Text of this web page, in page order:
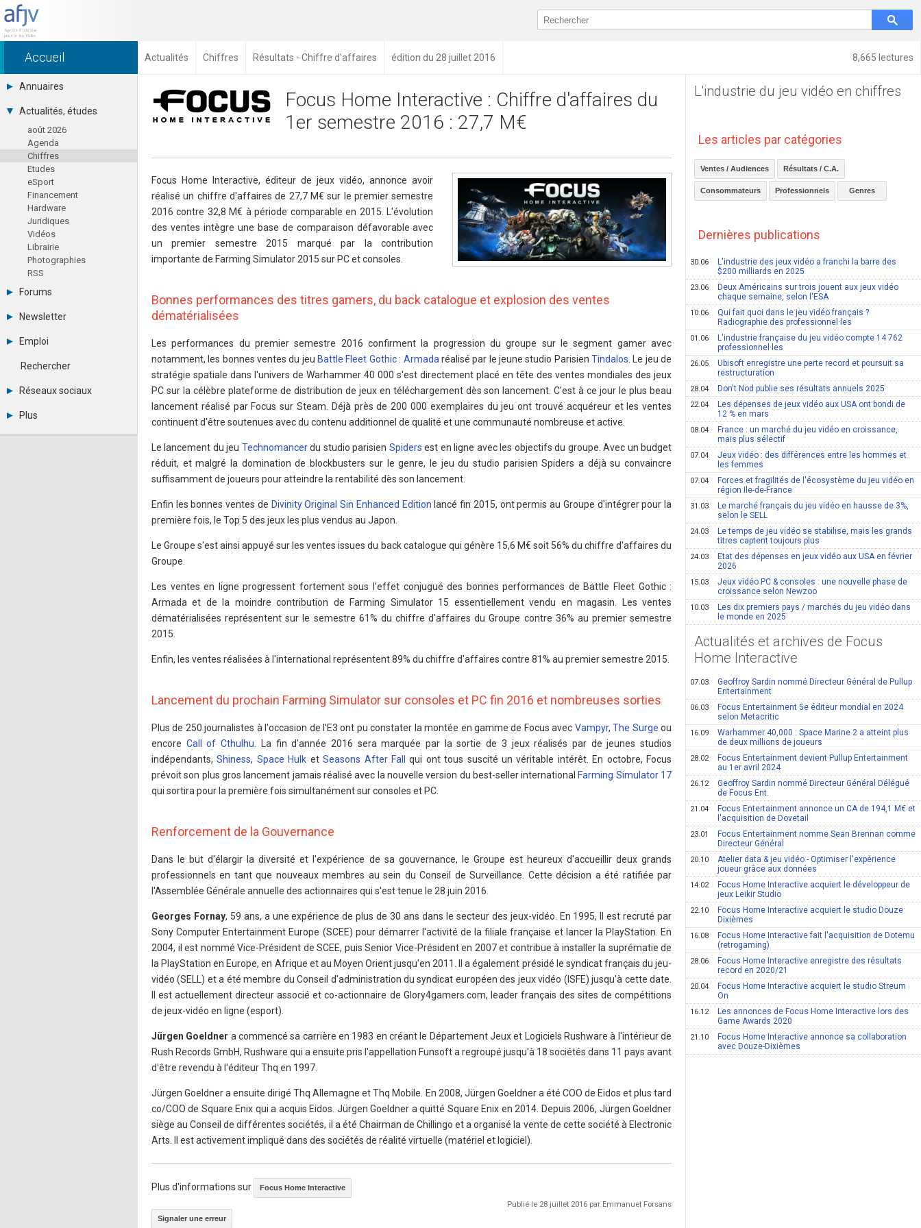
8,665 lectures
Accueil Actualités Chiffres Résultats - Chiffre d'affaires édition du 28 juillet 2016
Annuaires
Toutes les sociétés (691)
Studios (418)
Editeurs (49)
Distributeurs (16)
Hard. / Accessoires (10)
Middlewares (15)
Prestataires (99)
Assoc. / Syndicats (21)
Formations / Ecoles (46)
Presse spécialisée (17)
Actualités, études
août 2026
Agenda
Chiffres
Etudes
eSport
Financement
Hardware
Juridiques
Vidéos
Librairie
Photographies
RSS
Forums
Tous les forums
Se connecter
Messages privés
Contacter un modérateur
Newsletter
Archives
Abonnement
Emploi
Consulter les annonces
Observatoire de l'emploi
Rechercher
Réseaux sociaux
LinkedIn
Plus
Annonceurs
Focus Home Interactive : Chiffre d'affaires du
1er semestre 2016 : 27,7 M€
Focus Home Interactive, éditeur de jeux vidéo, annonce avoir
réalisé un chiffre d'affaires de 27,7 M€ sur le premier semestre
2016 contre 32,8 M€ à période comparable en 2015. L'évolution
des ventes intègre une base de comparaison défavorable avec
un premier semestre 2015 marqué par la contribution
importante de Farming Simulator 2015 sur PC et consoles.
Bonnes performances des titres gamers, du back catalogue et explosion des ventes
dématérialisées
Les performances du premier semestre 2016 confirment la progression du groupe sur le segment gamer avec
notamment, les bonnes ventes du jeu Battle Fleet Gothic : Armada réalisé par le jeune studio ParisienTindalos . Le jeu de
stratégie spatiale dans l'univers de Warhammer 40 000 s'est directement placé en tête des ventes mondiales des jeux
PC sur la célèbre plateforme de distribution de jeux en téléchargement dès son lancement. C'est à ce jour le plus beau
lancement réalisé par Focus sur Steam. Déjà près de 200 000 exemplaires du jeu ont trouvé acquéreur et les ventes
continuent d'être soutenues avec du contenu additionnel de qualité et une communauté nombreuse et active.
Le lancement du jeu Technomancerdu studio parisien Spiders est en ligne avec les objectifs du groupe. Avec un budget
réduit, et malgré la domination de blockbusters sur le genre, le jeu du studio parisien Spiders a déjà su convaincre
suffisamment de joueurs pour atteindre la rentabilité dès son lancement.
Enfin les bonnes ventes de Divinity Original Sin Enhanced Edition lancé fin 2015, ont permis au Groupe d'intégrer pour la
première fois, le Top 5 des jeux les plus vendus au Japon.
Le Groupe s'est ainsi appuyé sur les ventes issues du back catalogue qui génère 15,6 M€ soit 56% du chiffre d'affaires du
Groupe.
Les ventes en ligne progressent fortement sous l'effet conjugué des bonnes performances de Battle Fleet Gothic :
Armada et de la moindre contribution de Farming Simulator 15 essentiellement vendu en magasin. Les ventes
dématérialisées représentent sur le semestre 61% du chiffre d'affaires du Groupe contre 36% au premier semestre
2015.
Enfin, les ventes réalisées à l'international représentent 89% du chiffre d'affaires contre 81% au premier semestre 2015.
Lancement du prochain Farming Simulator sur consoles et PC fin 2016 et nombreuses sorties
Plus de 250 journalistes à l'occasion de l'E3 ont pu constater la montée en gamme de Focus avec Vampyr,The Surge ou
encore Call of Cthulhu . La fin d'année 2016 sera marquée par la sortie de 3 jeux réalisés par de jeunes studios
indépendants,Shiness, Space Hulk etSeasons After Fall
qui ont tous suscité un véritable intérêt. En octobre, Focus
prévoit son plus gros lancement jamais réalisé avec la nouvelle version du best-seller international Farming Simulator 17
qui sortira pour la première fois simultanément sur consoles et PC.
Renforcement de la Gouvernance
Dans le but d'élargir la diversité et l'expérience de sa gouvernance, le Groupe est heureux d'accueillir deux grands
professionnels en tant que nouveaux membres au sein du Conseil de Surveillance. Cette décision a été ratifiée par
l'Assemblée Générale annuelle des actionnaires qui s'est tenue le 28 juin 2016.
Georges Fornay, 59 ans, a une expérience de plus de 30 ans dans le secteur des jeux-vidéo. En 1995, Il est recruté par
Sony Computer Entertainment Europe (SCEE) pour démarrer l'activité de la filiale française et lancer la PlayStation. En
2004, il est nommé Vice-Président de SCEE, puis Senior Vice-Président en 2007 et contribue à installer la suprématie de
la PlayStation en Europe, en Afrique et au Moyen Orient jusqu'en 2011. Il a également présidé le syndicat français du jeu-
vidéo (SELL) et a été membre du Conseil d'administration du syndicat européen des jeux vidéo (ISFE) jusqu'à cette date.
Il est actuellement directeur associé et co-actionnaire de Glory4gamers.com, leader français des sites de compétitions
de jeux-vidéo en ligne (esport).
Jürgen Goeldner a commencé sa carrière en 1983 en créant le Département Jeux et Logiciels Rushware à l'intérieur de
Rush Records GmbH, Rushware qui a ensuite pris l'appellation Funsoft a regroupé jusqu'à 18 sociétés dans 11 pays avant
d'être revendu à l'éditeur Thq en 1997.
Jürgen Goeldner a ensuite dirigé Thq Allemagne et Thq Mobile. En 2008, Jürgen Goeldner a été COO de Eidos et plus tard
co/COO de Square Enix qui a acquis Eidos. Jürgen Goeldner a quitté Square Enix en 2014. Depuis 2006, Jürgen Goeldner
siège au Conseil de différentes sociétés, il a été Chairman de Chillingo et a organisé la vente de cette société à Electronic
Arts. Il est activement impliqué dans des sociétés de réalité virtuelle (matériel et logiciel).
Plus d'informations sur Focus Home Interactive
Publié le 28 juillet 2016 par Emmanuel Forsans
Signaler une erreur
L'industrie du jeu vidéo en chiffres
Les articles par catégories
Ventes / Audiences Résultats / C.A.
Consommateurs Professionnels Genres
Dernières publications
30.06
L'industrie des jeux vidéo a franchi la barre des
$200 milliards en 2025
23.06
Deux Américains sur trois jouent aux jeux vidéo
chaque semaine, selon l'ESA
10.06
Qui fait quoi dans le jeu vidéo français ?
Radiographie des professionnel·les
01.06
L'industrie française du jeu vidéo compte 14 762
professionnel·les
26.05
Ubisoft enregistre une perte record et poursuit sa
restructuration
28.04 Don't Nod publie ses résultats annuels 2025
22.04
Les dépenses de jeux vidéo aux USA ont bondi de
12 % en mars
08.04
France : un marché du jeu vidéo en croissance,
mais plus sélectif
07.04
Jeux vidéo : des différences entre les hommes et
les femmes
07.04
Forces et fragilités de l'écosystème du jeu vidéo en
région Ile-de-France
31.03
Le marché français du jeu vidéo en hausse de 3%,
selon le SELL
24.03
Le temps de jeu vidéo se stabilise, mais les grands
titres captent toujours plus
24.03
Etat des dépenses en jeux vidéo aux USA en février
2026
15.03
Jeux vidéo PC & consoles : une nouvelle phase de
croissance selon Newzoo
10.03
Les dix premiers pays / marchés du jeu vidéo dans
le monde en 2025
Actualités et archives de Focus
Home Interactive
07.03
Geoffroy Sardin nommé Directeur Général de Pullup
Entertainment
06.03
Focus Entertainment 5e éditeur mondial en 2024
selon Metacritic
16.09
Warhammer 40,000 : Space Marine 2 a atteint plus
de deux millions de joueurs
28.02
Focus Entertainment devient Pullup Entertainment
au 1er avril 2024
26.12
Geoffroy Sardin nommé Directeur Général Délégué
de Focus Ent.
21.04
Focus Entertainment annonce un CA de 194,1 M€ et
l'acquisition de Dovetail
23.01
Focus Entertainment nomme Sean Brennan comme
Directeur Général
20.10
Atelier data & jeu vidéo - Optimiser l'expérience
joueur grâce aux données
14.02
Focus Home Interactive acquiert le développeur de
jeux Leikir Studio
22.10
Focus Home Interactive acquiert le studio Douze
Dixièmes
16.08
Focus Home Interactive fait l'acquisition de Dotemu
(retrogaming)
28.06
Focus Home Interactive enregistre des résultats
record en 2020/21
20.04
Focus Home Interactive acquiert le studio Streum
On
16.12
Les annonces de Focus Home Interactive lors des
Game Awards 2020
21.10
Focus Home Interactive annonce sa collaboration
avec Douze-Dixièmes